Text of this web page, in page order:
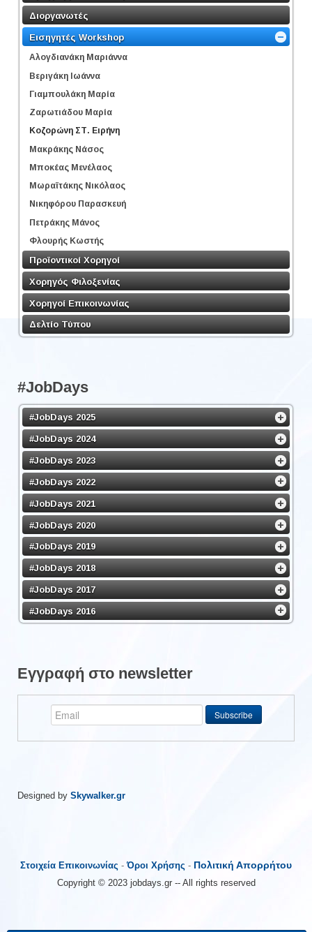
Διοργανωτές
Εισηγητές Workshop
Αλογδιανάκη Μαριάννα
Βεριγάκη Ιωάννα
Γιαμπουλάκη Μαρία
Ζαρωτιάδου Μαρία
Κοζορώνη ΣΤ. Ειρήνη
Μακράκης Νάσος
Μποκέας Μενέλαος
Μωραϊτάκης Νικόλαος
Νικηφόρου Παρασκευή
Πετράκης Μάνος
Φλουρής Κωστής
Προϊοντικοί Χορηγοί
Χορηγός Φιλοξενίας
Χορηγοί Επικοινωνίας
Δελτίο Τύπου
#JobDays
#JobDays 2025
#JobDays 2024
#JobDays 2023
#JobDays 2022
#JobDays 2021
#JobDays 2020
#JobDays 2019
#JobDays 2018
#JobDays 2017
#JobDays 2016
Εγγραφή στο newsletter
Designed by Skywalker.gr
Στοιχεία Επικοινωνίας -Όροι Χρήσης - Πολιτική Απορρήτου
Copyright © 2023 jobdays.gr -- All rights reserved